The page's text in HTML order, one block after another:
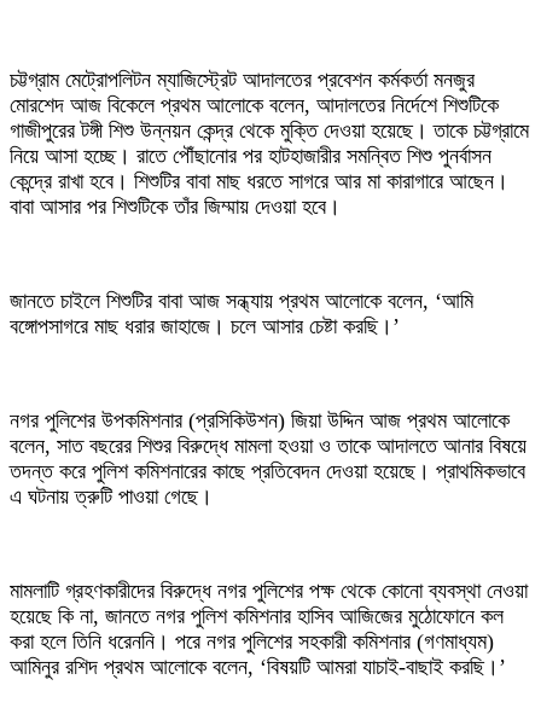
‎চট্টগ্রাম মেট্রোপলিটন ম্যাজিস্ট্রেট আদালতের প্রবেশন কর্মকর্তা মনজুর
মোরশেদ আজ বিকেলে প্রথম আলোকে বলেন, আদালতের নির্দেশে শিশুটিকে
গাজীপুরের টঙ্গী শিশু উন্নয়ন কেন্দ্র থেকে মুক্তি দেওয়া হয়েছে। তাকে চট্টগ্রামে
নিয়ে আসা হচ্ছে। রাতে পৌঁছানোর পর হাটহাজারীর সমন্বিত শিশু পুনর্বাসন
কেন্দ্রে রাখা হবে। শিশুটির বাবা মাছ ধরতে সাগরে আর মা কারাগারে আছেন।
বাবা আসার পর শিশুটিকে তাঁর জিম্মায় দেওয়া হবে।
‎জানতে চাইলে শিশুটির বাবা আজ সন্ধ্যায় প্রথম আলোকে বলেন, ‘আমি
বঙ্গোপসাগরে মাছ ধরার জাহাজে। চলে আসার চেষ্টা করছি।’
‎নগর পুলিশের উপকমিশনার (প্রসিকিউশন) জিয়া উদ্দিন আজ প্রথম আলোকে
বলেন, সাত বছরের শিশুর বিরুদ্ধে মামলা হওয়া ও তাকে আদালতে আনার বিষয়ে
তদন্ত করে পুলিশ কমিশনারের কাছে প্রতিবেদন দেওয়া হয়েছে। প্রাথমিকভাবে
এ ঘটনায় ত্রুটি পাওয়া গেছে।
‎মামলাটি গ্রহণকারীদের বিরুদ্ধে নগর পুলিশের পক্ষ থেকে কোনো ব্যবস্থা নেওয়া
হয়েছে কি না, জানতে নগর পুলিশ কমিশনার হাসিব আজিজের মুঠোফোনে কল
করা হলে তিনি ধরেননি। পরে নগর পুলিশের সহকারী কমিশনার (গণমাধ্যম)
আমিনুর রশিদ প্রথম আলোকে বলেন, ‘বিষয়টি আমরা যাচাই-বাছাই করছি।’